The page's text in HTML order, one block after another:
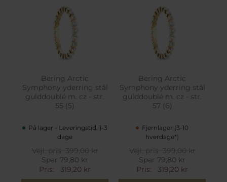
Bering Arctic
Symphony yderring stål
gulddoublé m. cz - str.
55 (5)
På lager - Leveringstid, 1-3
dage
Vejl. pris399,00 kr
Spar 79,80 kr
Pris:
319,20 kr
Bering Arctic
Symphony yderring stål
gulddoublé m. cz - str.
57 (6)
Fjernlager (3-10
hverdage*)
Vejl. pris399,00 kr
Spar 79,80 kr
Pris:
319,20 kr